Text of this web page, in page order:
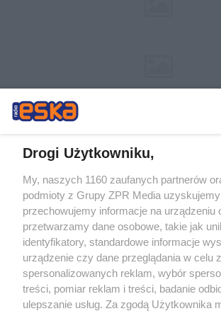
Żaden utwór zamieszczony w serwisie nie może być
rozpowszechniany lub dalej rozpowszechniany w
tym także elektroniczny lub mechaniczny) na
eksploatacji w jakiejkolwiek formie, włącznie z
Internecie bez pisemnej zgody właściciela praw.
wykorzystanie utworów w całości lub w części z
tzn. bez właściwej zgody, jest zabronione pod
ścigane prawnie.
Drogi Użytkowniku,
My, naszych 1160 zaufanych partnerów
podmioty z Grupy ZPR Media
przechowujemy informacje na urządzeniu
przetwarzamy dane osobowe, takie jak
identyfikatory, standardowe informacje
urządzenie czy dane przeglądania w celu
spersonalizowanych reklam, wybór
treści, pomiar reklam i treści, badanie
ulepszanie usług. Za zgodą Użytkownika